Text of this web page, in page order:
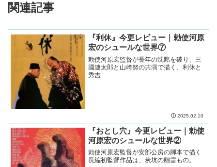
関連記事
『利休』今更レビュー｜勅使河原
宏のシュールな世界⑦
勅使河原宏監督が長年の沈黙を破り、三
國連太郎と山崎努の共演で描く、利休と
秀吉
2025.02.10
『おとし穴』今更レビュー｜勅使
河原宏のシュールな世界②
勅使河原宏監督が安部公房の脚本で描く
長編初監督作品は、炭坑の幽霊もの。